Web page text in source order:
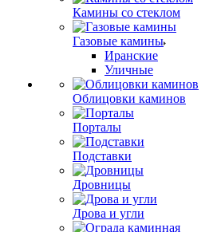
Камины со стеклом
Газовые камины
Иранские
Уличные
Облицовки каминов
Порталы
Подставки
Дровницы
Дрова и угли